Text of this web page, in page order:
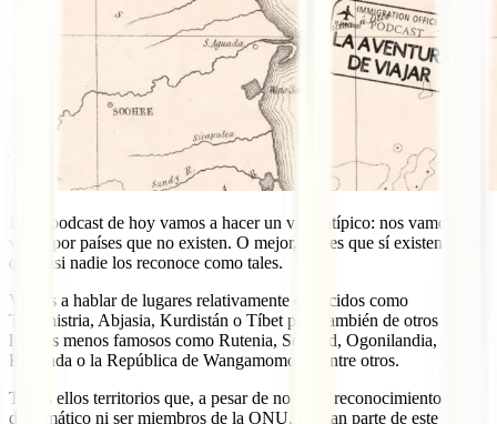
En el podcast de hoy vamos a hacer un viaje atípico: nos vamos a
viajar por países que no existen. O mejor, países que sí existen pero
que casi nadie los reconoce como tales.
Vamos a hablar de lugares relativamente conocidos como
Transnistria, Abjasia, Kurdistán o Tíbet pero también de otros
lugares menos famosos como Rutenia, Sealand, Ogonilandia,
Redonda o la República de Wangamomona, entre otros.
Todos ellos territorios que, a pesar de no tener reconocimiento
diplomático ni ser miembros de la ONU, forman parte de este